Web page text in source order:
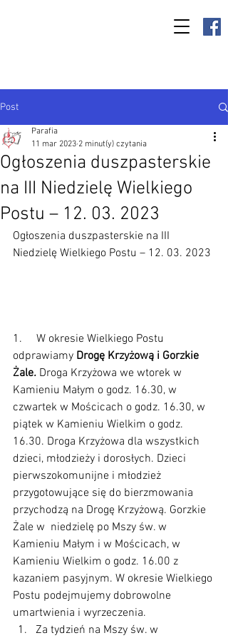
Post
Ogłoszenia duszpasterskie
na III Niedzielę Wielkiego
Postu – 12. 03. 2023
Parafia
11 mar 2023 2 minut(y) czytania
Ogłoszenia duszpasterskie na III
Niedzielę Wielkiego Postu – 12. 03. 2023
1.     W okresie Wielkiego Postu
odprawiamy Drogę Krzyżową i Gorzkie
Żale. Droga Krzyżowa we wtorek w
Kamieniu Małym o godz. 16.30, w
czwartek w Mościcach o godz. 16.30, w
piątek w Kamieniu Wielkim o godz.
16.30. Droga Krzyżowa dla wszystkich
dzieci, młodzieży i dorosłych. Dzieci
pierwszokomunijne i młodzież
przygotowujące się do bierzmowania
przychodzą na Drogę Krzyżową. Gorzkie
Żale w  niedzielę po Mszy św. w
Kamieniu Małym i w Mościcach, w
Kamieniu Wielkim o godz. 16.00 z
kazaniem pasyjnym. W okresie Wielkiego
Postu podejmujemy dobrowolne
umartwienia i wyrzeczenia.
Za tydzień na Mszy św. w